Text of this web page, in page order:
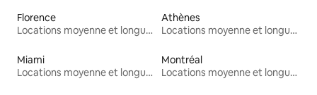
Florence
Locations moyenne et longue durée
Athènes
Locations moyenne et longue durée
Miami
Locations moyenne et longue durée
Montréal
Locations moyenne et longue durée